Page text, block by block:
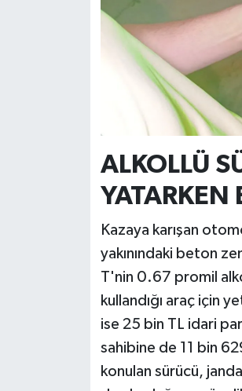
ALKOLLÜ
YATARKEN
Kazaya karışan
yakınındaki beton
T'nin 0.67 promil
kullandığı araç için
ise 25 bin TL idari
sahibine de 11 bin
konulan sürücü,